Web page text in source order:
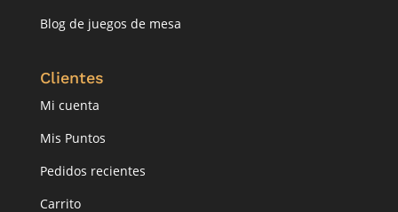
Blog de juegos de mesa
Clientes
Mi cuenta
Mis Puntos
Pedidos recientes
Carrito